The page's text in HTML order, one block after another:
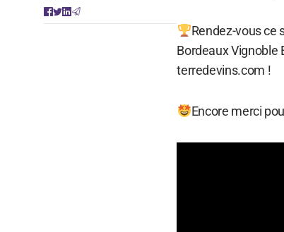
Rendez-vous ce
Bordeaux Vignoble
terredevins.com !
Encore merci